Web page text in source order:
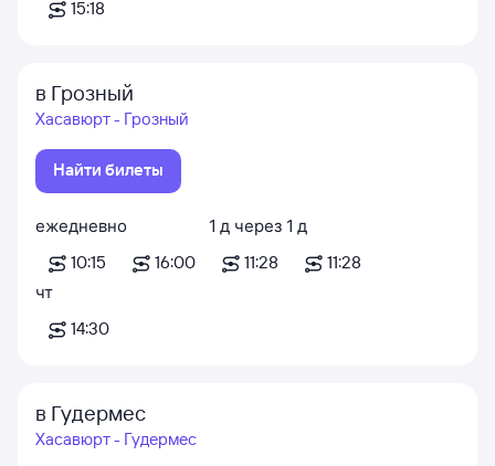
15:18
в Грозный
Хасавюрт - Грозный
Найти билеты
ежедневно
10:15
16:00
1 д через 1 д
11:28
11:28
чт
14:30
в Гудермес
Хасавюрт - Гудермес